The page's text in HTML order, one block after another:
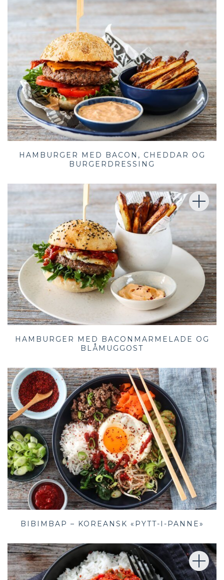
HAMBURGER MED BACON, CHEDDAR OG
BURGERDRESSING
HAMBURGER MED BACONMARMELADE OG
BLÅMUGGOST
BIBIMBAP – KOREANSK «PYTT-I-PANNE»